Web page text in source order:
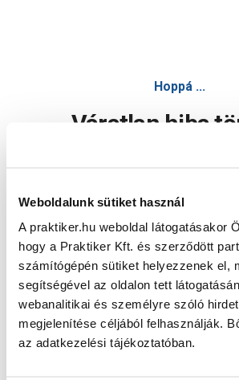
Weboldalunk sütiket használ
A praktiker.hu weboldal látogatásakor
hogy a Praktiker Kft. és szerződött
számítógépén sütiket helyezzenek el,
segítségével az oldalon tett
webanalitikai és személyre szóló
megjelenítése céljából felhasználják.
az adatkezelési tájékoztatóban.
Hoppá ...
Váratlan hiba
Oldal újratöltése